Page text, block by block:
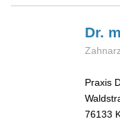
Dr.
Praxis
76133